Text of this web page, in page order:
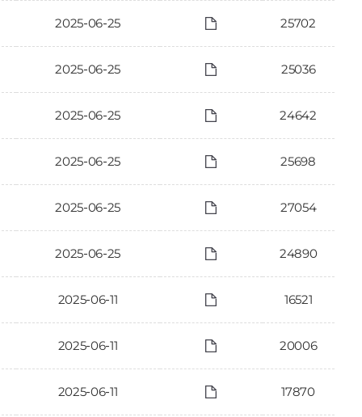
2025-06-25 25702
2025-06-25 25036
2025-06-25 24642
2025-06-25 25698
2025-06-25 27054
2025-06-25 24890
2025-06-11 16521
2025-06-11 20006
2025-06-11 17870